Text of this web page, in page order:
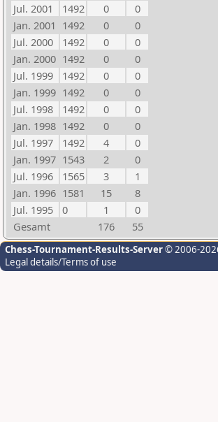
Jul. 2001
1492 0
0
Jan. 2001 1492 0
0
Jul. 2000
1492 0
0
Jan. 2000 1492 0
0
Jul. 1999
1492 0
0
Jan. 1999 1492 0
0
Jul. 1998
1492 0
0
Jan. 1998 1492 0
0
Jul. 1997
1492 4
0
Jan. 1997 1543 2
0
Jul. 1996
1565 3
1
Jan. 1996 1581 15
8
Jul. 1995
0 1
0
Gesamt
176 55
Chess-Tournament-Results-Server© 2006-
Legal details/Terms of use